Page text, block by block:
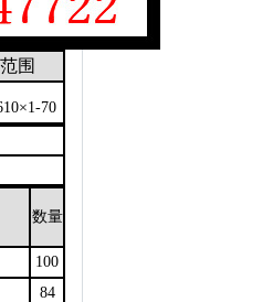
围
70
数量
100
84